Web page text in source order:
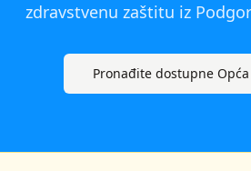
zdravstvenu zaštitu iz
Pronađite dostupne